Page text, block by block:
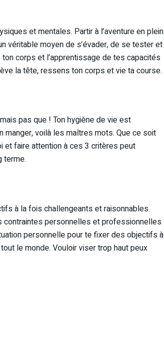
et mentales. Partir à l’aventure en plein
véritable moyen de s’évader, de se tester et
corps et l’apprentissage de tes capacités
la tête, ressens ton corps et vie ta course.
pas que ! Ton hygiène de vie est
manger, voilà les maîtres mots. Que ce soit
et faire attention à ces 3 critères peut
terme.
à la fois challengeants et raisonnables.
contraintes personnelles et professionnelles
personnelle pour te fixer des objectifs à
le monde. Vouloir viser trop haut peux